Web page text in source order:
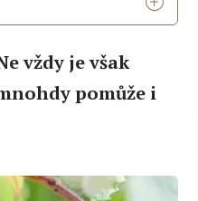
vždy je však
pomůže i